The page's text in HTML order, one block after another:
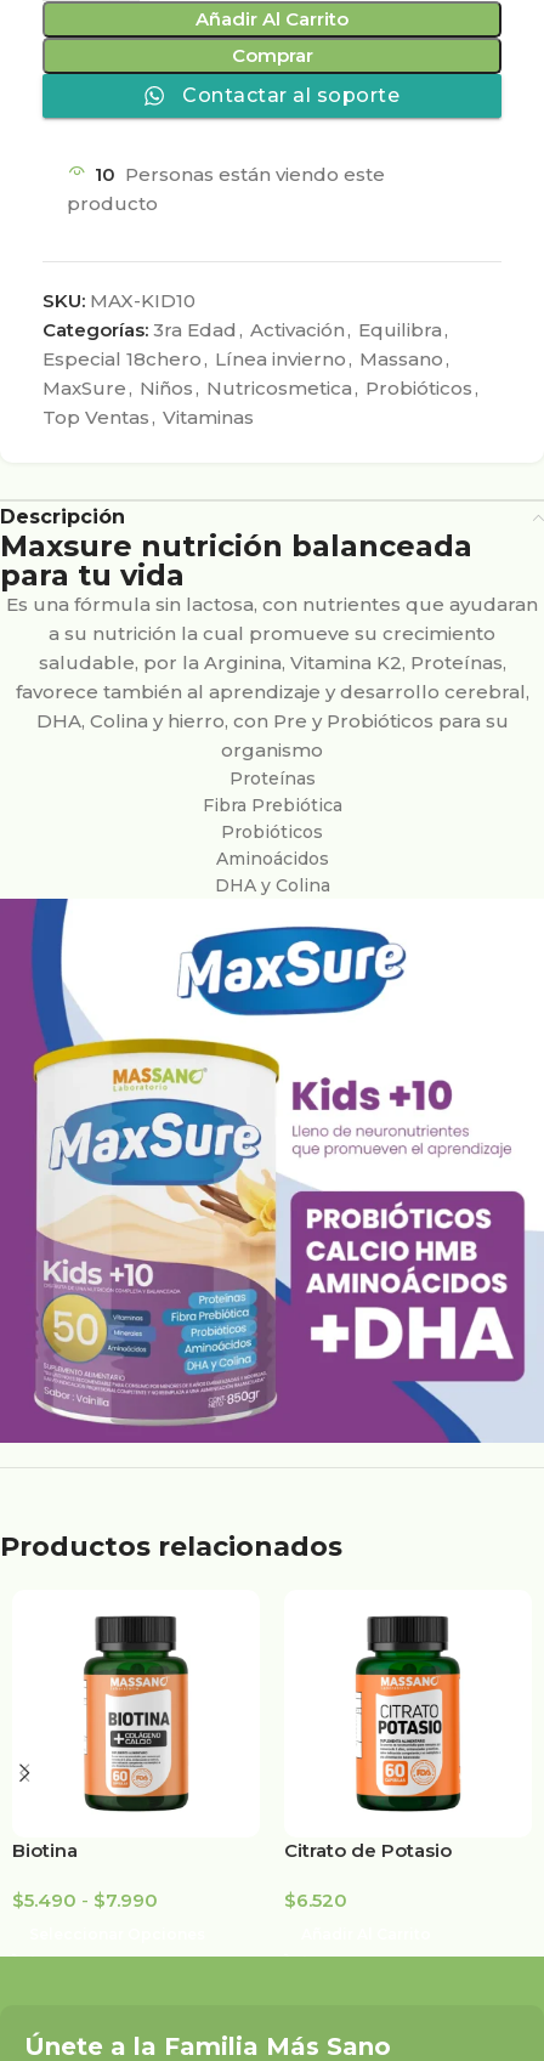
Añadir Al Carrito
Comprar
Contactar al soporte
10 Personas están viendo este
producto
SKU: MAX-KID10
Categorías: 3ra Edad , Activación , Equilibra ,
Especial 18chero , Línea invierno , Massano ,
MaxSure , Niños , Nutricosmetica , Probióticos ,
Top Ventas , Vitaminas
Descripción
Maxsure nutrición balanceada
para tu vida
Es una fórmula sin lactosa, con nutrientes que ayudaran
a su nutrición la cual promueve su crecimiento
saludable, por la Arginina, Vitamina K2, Proteínas,
favorece también al aprendizaje y desarrollo cerebral,
DHA, Colina y hierro, con Pre y Probióticos para su
organismo
Proteínas
Fibra Prebiótica
Probióticos
Aminoácidos
DHA y Colina
Productos relacionados
Biotina
$5.490 - $7.990
Citrato de Potasio
$6.520
Únete a la Familia Más Sano